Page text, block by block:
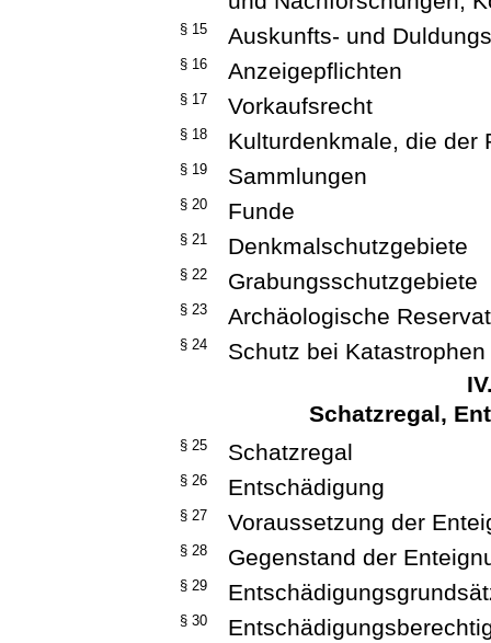
§ 15 Auskunfts- und
§ 16 Anzeigepflichten
§ 17 Vorkaufsrecht
§ 18 Kulturdenkmale, die der
§ 19 Sammlungen
§ 20 Funde
§ 21 Denkmalschutzgebiete
§ 22 Grabungsschutzgebiete
§ 23 Archäologische
§ 24
Schutz bei Katastrophen
Schatzregal,
§ 25 Schatzregal
§ 26 Entschädigung
§ 27 Voraussetzung der
§ 28 Gegenstand der
§ 29
§ 30